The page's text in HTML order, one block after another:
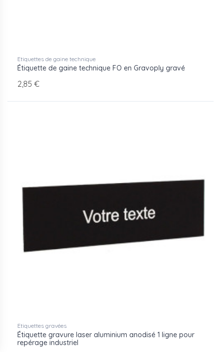
Etiquettes de gaine technique
Étiquette de gaine technique FO en Gravoply gravé
2,85 €
Etiquettes gravées
Étiquette gravure laser aluminium anodisé 1 ligne pour
repérage industriel